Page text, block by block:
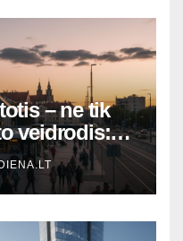
– ne tik
veidrodis: